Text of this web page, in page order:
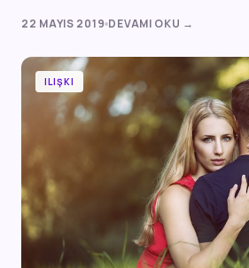
22 MAYIS 2019 DEVAMI OKU →
ILIŞKI